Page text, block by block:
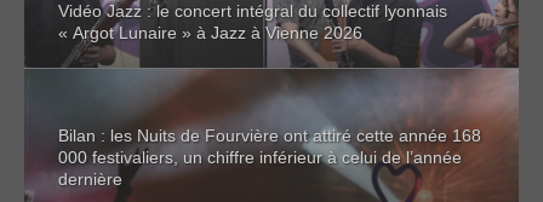
Vidéo Jazz : le concert intégral du collectif lyonnais
« Argot Lunaire » à Jazz à Vienne 2026
Bilan : les Nuits de Fourvière ont attiré cette année 168
000 festivaliers, un chiffre inférieur à celui de l’année
dernière